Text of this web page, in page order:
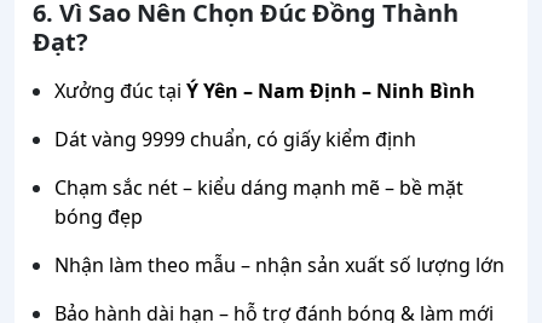
6. Vì Sao Nên Chọn Đúc Đồng Thành
Đạt?
Xưởng đúc tại Ý Yên – Nam Định – Ninh Bình
Dát vàng 9999 chuẩn, có giấy kiểm định
Chạm sắc nét – kiểu dáng mạnh mẽ – bề mặt
bóng đẹp
Nhận làm theo mẫu – nhận sản xuất số lượng lớn
Bảo hành dài hạn – hỗ trợ đánh bóng & làm mới